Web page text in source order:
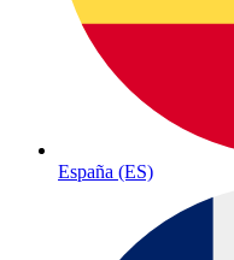
España (ES)